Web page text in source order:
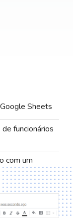
Sheets
funcionários
com um